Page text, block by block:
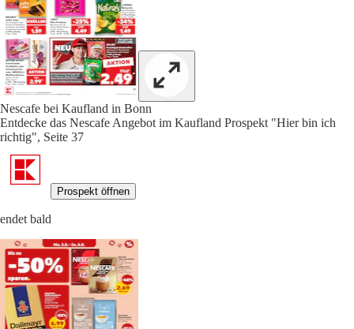
Nescafe bei Kaufland in Bonn
Entdecke das Nescafe Angebot im Kaufland Prospekt "Hier bin ich
richtig", Seite 37
Prospekt öffnen
endet bald